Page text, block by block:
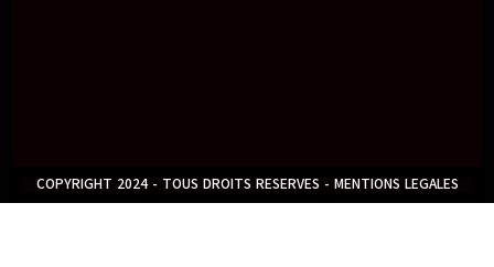
COPYRIGHT 2024 - TOUS DROITS RESERVES - MENTIONS LEGALES